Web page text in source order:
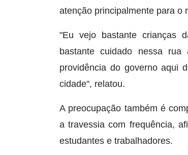
atenção principalmente para o
"Eu vejo bastante crianças
bastante cuidado nessa
providência do governo aqui
cidade", relatou.
A preocupação também é
a travessia com frequência,
estudantes e trabalhadores.